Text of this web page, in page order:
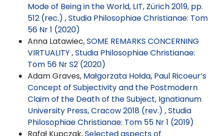
Mode of Being in the World, LIT, Zürich 2019, pp.
512 (rec.) ,Studia Philosophiae Christianae: Tom
56 Nr 1 (2020)
Anna Latawiec,SOME REMARKS CONCERNING
VIRTUALITY,Studia Philosophiae Christianae:
Tom 56 Nr S2 (2020)
Adam Graves, Małgorzata Hołda, Paul Ricoeur’s
Concept of Subjectivity and the Postmodern
Claim of the Death of the Subject, Ignatianum
University Press, Cracow 2018 (rev.) ,Studia
Philosophiae Christianae: Tom 55 Nr 1 (2019)